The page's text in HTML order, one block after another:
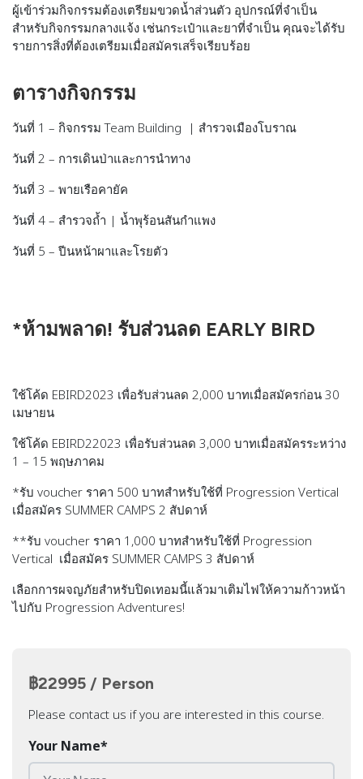
ผู้เข้าร่วมกิจกรรมต้องเตรียมขวดน้ำส่วนตัว อุปกรณ์ที่จำเป็น
สำหรับกิจกรรมกลางแจ้ง เช่นกระเป๋าและยาที่จำเป็น คุณจะได้รับ
รายการสิ่งที่ต้องเตรียมเมื่อสมัครเสร็จเรียบร้อย
ตารางกิจกรรม
วันที่ 1 – กิจกรรม Team Building | สำรวจเมืองโบราณ
วันที่ 2 – การเดินป่าและการนำทาง
วันที่ 3 – พายเรือคายัค
วันที่ 4 – สำรวจถ้ำ | น้ำพุร้อนสันกำแพง
วันที่ 5 – ปีนหน้าผาและโรยตัว
*ห้ามพลาด! รับส่วนลด EARLY BIRD
ใช้โค้ด EBIRD2023 เพื่อรับส่วนลด 2,000 บาทเมื่อสมัครก่อน 30
เมษายน
ใช้โค้ด EBIRD22023 เพื่อรับส่วนลด 3,000 บาทเมื่อสมัครระหว่าง
1 – 15 พฤษภาคม
*รับ voucher ราคา 500 บาทสำหรับใช้ที่ Progression Vertical
เมื่อสมัคร SUMMER CAMPS 2 สัปดาห์
**รับ voucher ราคา 1,000 บาทสำหรับใช้ที่ Progression
Vertical เมื่อสมัคร SUMMER CAMPS 3 สัปดาห์
เลือกการผจญภัยสำหรับปิดเทอมนี้แล้วมาเติมไฟให้ความก้าวหน้า
ไปกับ Progression Adventures!
฿22995 / Person
Please contact us if you are interested in this course.
Your Name*